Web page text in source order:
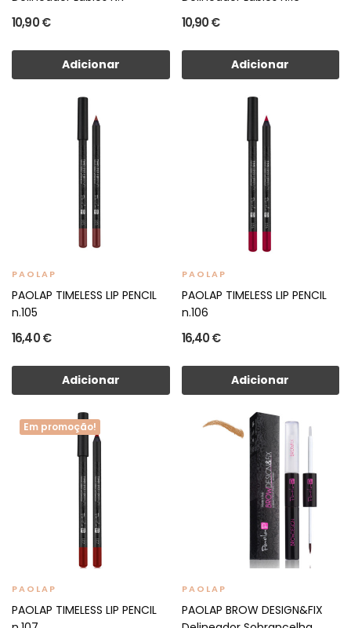
10,90 €
Adicionar
10,90 €
Adicionar
PAOLAP
PAOLAP TIMELESS LIP PENCIL
n.105
16,40 €
Adicionar
PAOLAP
PAOLAP TIMELESS LIP PENCIL
n.106
16,40 €
Adicionar
Em promoção!
PAOLAP
PAOLAP TIMELESS LIP PENCIL
PAOLAP
PAOLAP BROW DESIGN&FIX